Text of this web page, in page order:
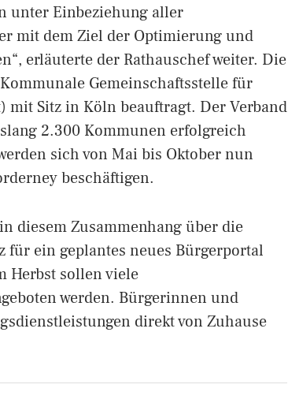
unter Einbeziehung aller
mit dem Ziel der Optimierung und
erläuterte der Rathauschef weiter. Die
Gemeinschaftsstelle für
mit Sitz in Köln beauftragt. Der Verband
2.300 Kommunen erfolgreich
sich von Mai bis Oktober nun
beschäftigen.
diesem Zusammenhang über die
für ein geplantes neues Bürgerportal
Herbst sollen viele
werden. Bürgerinnen und
direkt von Zuhause